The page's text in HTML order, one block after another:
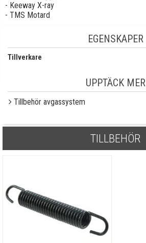
- Keeway X-ray
- TMS Motard
EGENSKAPER
Tillverkare
UPPTÄCK MER
Tillbehör avgassystem
TILLBEHÖR